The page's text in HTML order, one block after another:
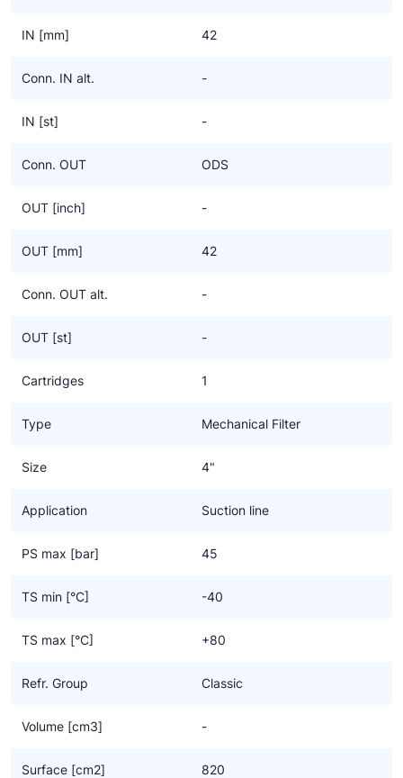
(droger) beschikbaar, niet als zuigfilterpatroon (type C).
“(HC)” = Geschikt voor alle koudemiddelen die onder Polyhedra
koudemiddelen. Echter, gebruik je R290, dan moet je een
zuigfilter gaat.
Filterhuizen zonder bovengenoemde toevoegingen zijn geschikt
IN [mm] 42
Conn. IN alt. -
IN [st] -
Conn. OUT ODS
OUT [inch] -
OUT [mm] 42
Conn. OUT alt. -
OUT [st] -
Cartridges 1
Type Mechanical Filter
Size 4"
Application Suction line
PS max [bar] 45
TS min [°C] -40
TS max [°C] +80
Refr. Group Classic
Volume [cm3] -
Surface [cm2] 820